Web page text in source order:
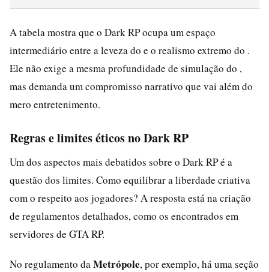
A tabela mostra que o Dark RP ocupa um espaço
intermediário entre a leveza do e o realismo extremo do .
Ele não exige a mesma profundidade de simulação do ,
mas demanda um compromisso narrativo que vai além do
mero entretenimento.
Regras e limites éticos no Dark RP
Um dos aspectos mais debatidos sobre o Dark RP é a
questão dos limites. Como equilibrar a liberdade criativa
com o respeito aos jogadores? A resposta está na criação
de regulamentos detalhados, como os encontrados em
servidores de GTA RP.
No regulamento da Metrópole, por exemplo, há uma seção